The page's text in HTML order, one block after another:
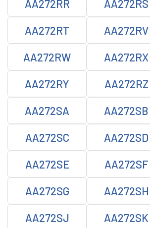
AA272RR AA272RS
AA272RT AA272RV
AA272RW AA272RX
AA272RY AA272RZ
AA272SA AA272SB
AA272SC AA272SD
AA272SE AA272SF
AA272SG AA272SH
AA272SJ AA272SK